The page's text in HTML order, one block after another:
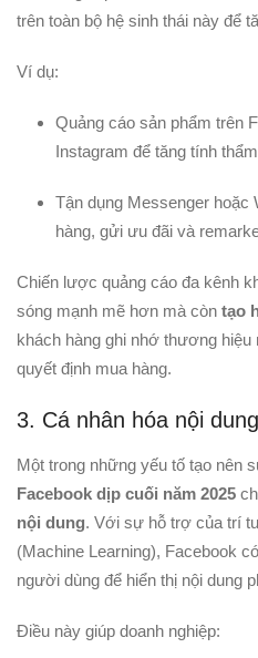
trên toàn bộ hệ sinh thái này để
Ví dụ:
Quảng cáo sản phẩm trên
Instagram để tăng tính
Tận dụng Messenger hoặc
hàng, gửi ưu đãi và
Chiến lược quảng cáo đa kênh
sóng mạnh mẽ hơn mà còn tạo
khách hàng ghi nhớ thương
quyết định mua hàng.
3. Cá nhân hóa nội
Một trong những yếu tố tạo nên
Facebook dịp cuối năm 2025
nội dung. Với sự hỗ trợ của trí
(Machine Learning), Facebook
người dùng để hiển thị nội dung
Điều này giúp doanh nghiệp: